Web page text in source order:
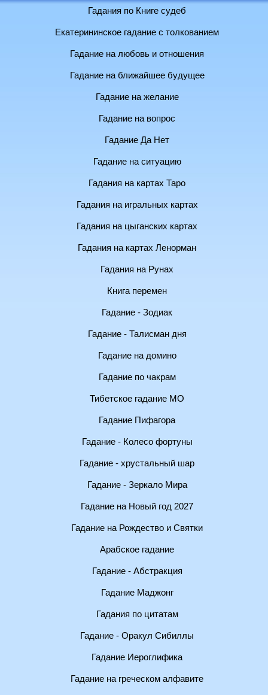
Гадания по Книге судеб
Екатерининское гадание с толкованием
Гадание на любовь и отношения
Гадание на ближайшее будущее
Гадание на желание
Гадание на вопрос
Гадание Да Нет
Гадание на ситуацию
Гадания на картах Таро
Гадания на игральных картах
Гадания на цыганских картах
Гадания на картах Ленорман
Гадания на Рунах
Книга перемен
Гадание - Зодиак
Гадание - Талисман дня
Гадание на домино
Гадание по чакрам
Тибетское гадание МО
Гадание Пифагора
Гадание - Колесо фортуны
Гадание - хрустальный шар
Гадание - Зеркало Мира
Гадание на Новый год 2027
Гадание на Рождество и Святки
Арабское гадание
Гадание - Абстракция
Гадание Маджонг
Гадания по цитатам
Гадание - Оракул Сибиллы
Гадание Иероглифика
Гадание на греческом алфавите